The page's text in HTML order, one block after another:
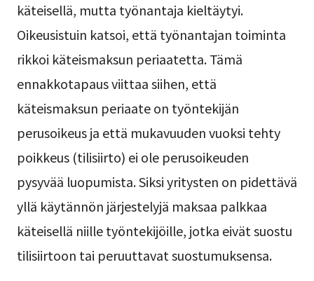
käteisellä, mutta työnantaja kieltäytyi.
Oikeusistuin katsoi, että työnantajan toiminta
rikkoi käteismaksun periaatetta. Tämä
ennakkotapaus viittaa siihen, että
käteismaksun periaate on työntekijän
perusoikeus ja että mukavuuden vuoksi tehty
poikkeus (tilisiirto) ei ole perusoikeuden
pysyvää luopumista. Siksi yritysten on pidettävä
yllä käytännön järjestelyjä maksaa palkkaa
käteisellä niille työntekijöille, jotka eivät suostu
tilisiirtoon tai peruuttavat suostumuksensa.